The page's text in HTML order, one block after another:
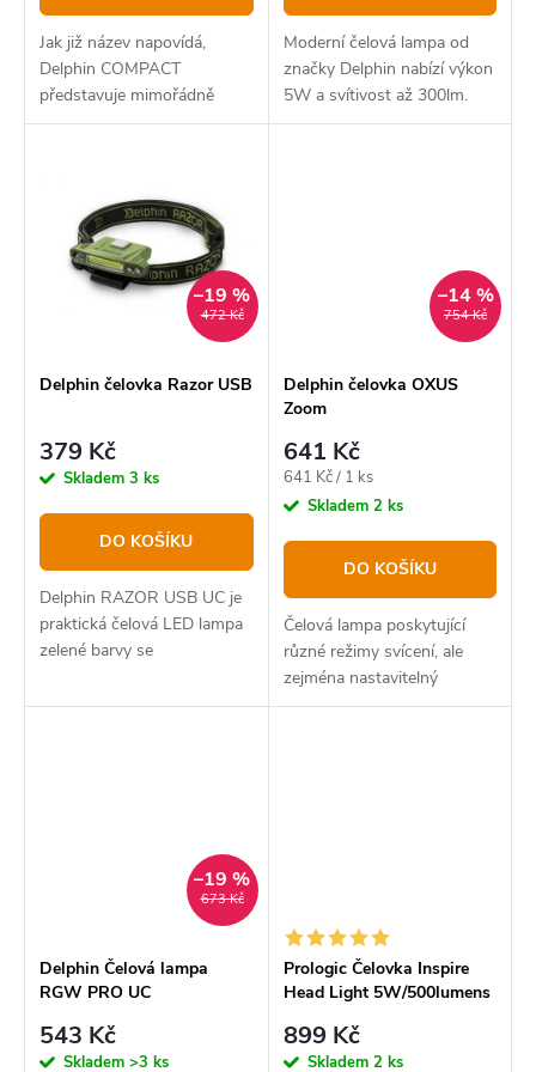
ů
Jak již název napovídá,
Delphin COMPACT
představuje mimořádně
kompaktní, nabíjecí čelovou
Moderní čelová lampa od
značky Delphin nabízí výkon
5W a svítivost až 300lm.
Dobíjení lampy je řešeno
472 Kč
–19 %
Delphin čelovka Razor USB
379 Kč
Skladem 3 ks
DO KOŠÍKU
Delphin RAZOR USB UC je
praktická čelová LED lampa
zelené barvy se
jejíž kapacita je 500mAh.
754 Kč
–14 %
Delphin čelovka OXUS
Zoom
641 Kč
Měrná
cena:
641 Kč / 1 ks
Skladem 2 ks
DO KOŠÍKU
Čelová lampa poskytující
různé režimy svícení, ale
zejména nastavitelný
světelný paprsek, díky
673 Kč
–19 %
Delphin Čelová lampa
RGW PRO UC
543 Kč
Skladem >3 ks
Prologic Čelovka Inspire
Head Light 5W/500lumens
899 Kč
Skladem 2 ks